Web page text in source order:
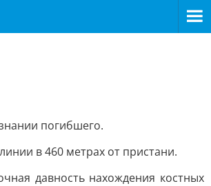
погибшего.
в 460 метрах от пристани.
давность нахождения костных